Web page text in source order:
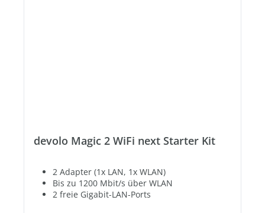
devolo Magic 2 WiFi next Starter Kit
2 Adapter (1x LAN, 1x WLAN)
Bis zu 1200 Mbit/s über WLAN
2 freie Gigabit-LAN-Ports